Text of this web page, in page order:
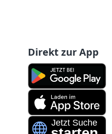
Direkt zur App